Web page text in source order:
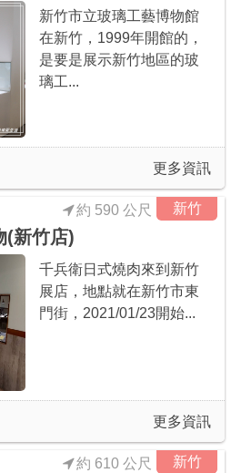
新竹市立玻璃工藝博物館
在新竹，1999年開館的，
是要是展示新竹地區的玻
璃工...
更多資訊
新竹
約 590 公尺
(新竹店)
千兵衛日式燒肉來到新竹
展店，地點就在新竹市東
門街，2021/01/23開始...
更多資訊
新竹
約 610 公尺